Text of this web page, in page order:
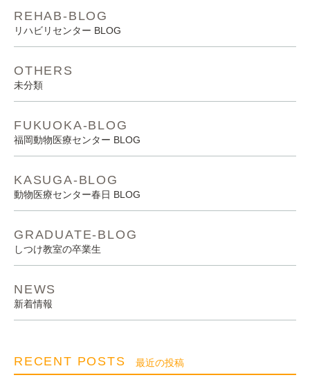
REHAB-BLOG
リハビリセンター BLOG
OTHERS
未分類
FUKUOKA-BLOG
福岡動物医療センター BLOG
KASUGA-BLOG
動物医療センター春日 BLOG
GRADUATE-BLOG
しつけ教室の卒業生
NEWS
新着情報
RECENT POSTS 最近の投稿